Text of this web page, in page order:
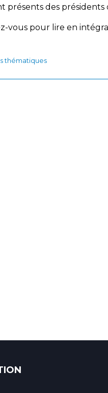
présents des présidents
vous pour lire en
thématiques